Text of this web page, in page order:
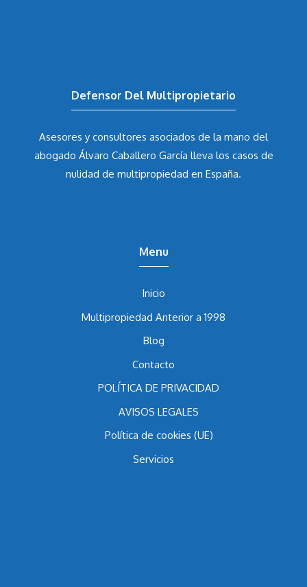
Asesores y consultores asociados de la mano del
abogado Álvaro Caballero Garcíalleva los casos de
Inicio
Multipropiedad Anterior a 1998
Blog
Contacto
POLÍTICA DE PRIVACIDAD
AVISOS LEGALES
Política de cookies (UE)